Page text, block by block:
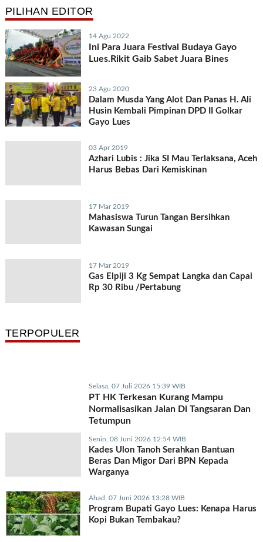
PILIHAN EDITOR
14 Agu 2022
Ini Para Juara Festival Budaya Gayo
Lues.Rikit Gaib Sabet Juara Bines
23 Agu 2020
Dalam Musda Yang Alot Dan Panas H. Ali
Husin Kembali Pimpinan DPD II Golkar
Gayo Lues
03 Apr 2019
Azhari Lubis : Jika SI Mau Terlaksana, Aceh
Harus Bebas Dari Kemiskinan
17 Mar 2019
Mahasiswa Turun Tangan Bersihkan
Kawasan Sungai
17 Mar 2019
Gas Elpiji 3 Kg Sempat Langka dan Capai
Rp 30 Ribu /Pertabung
TERPOPULER
Selasa, 07 Juli 2026 15:39 WIB
PT HK Terkesan Kurang Mampu
Normalisasikan Jalan Di Tangsaran Dan
Tetumpun
Senin, 08 Juni 2026 12:54 WIB
Kades Ulon Tanoh Serahkan Bantuan
Beras Dan Migor Dari BPN Kepada
Warganya
Ahad, 07 Juni 2026 13:28 WIB
Program Bupati Gayo Lues: Kenapa Harus
Kopi Bukan Tembakau?